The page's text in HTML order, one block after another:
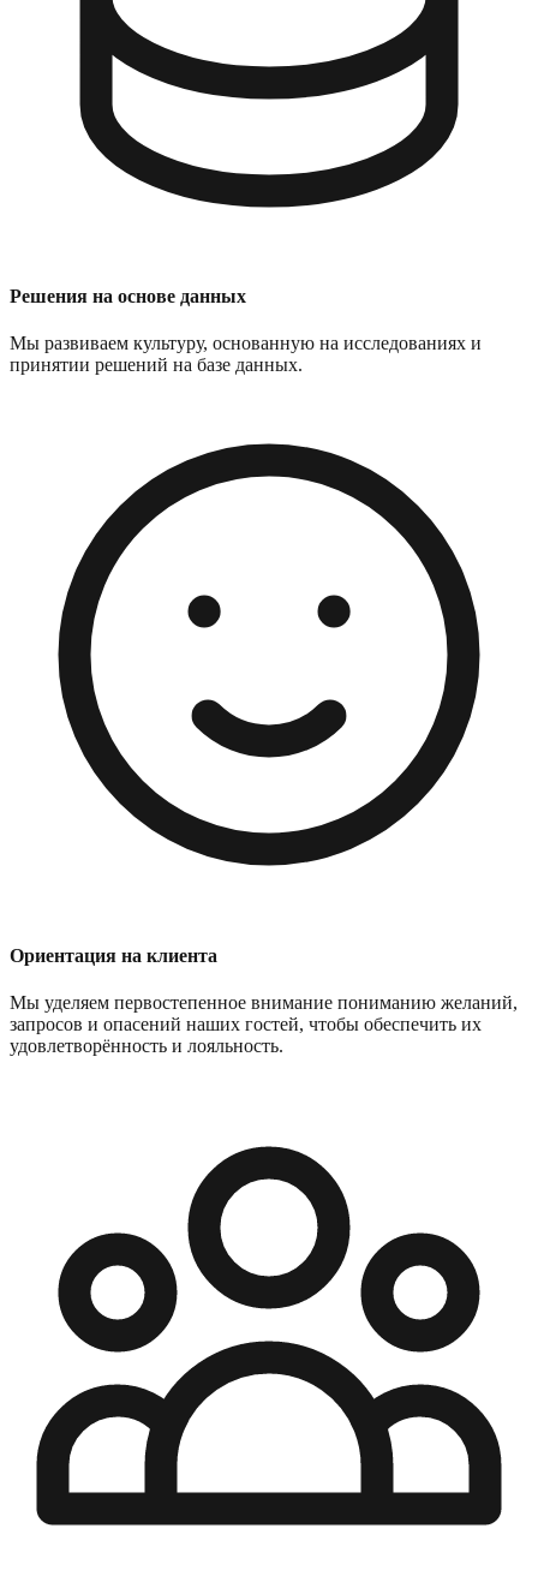
Решения на основе данных
Мы развиваем культуру, основанную на исследованиях и
принятии решений на базе данных.
Ориентация на клиента
Мы уделяем первостепенное внимание пониманию желаний,
запросов и опасений наших гостей, чтобы обеспечить их
удовлетворённость и лояльность.